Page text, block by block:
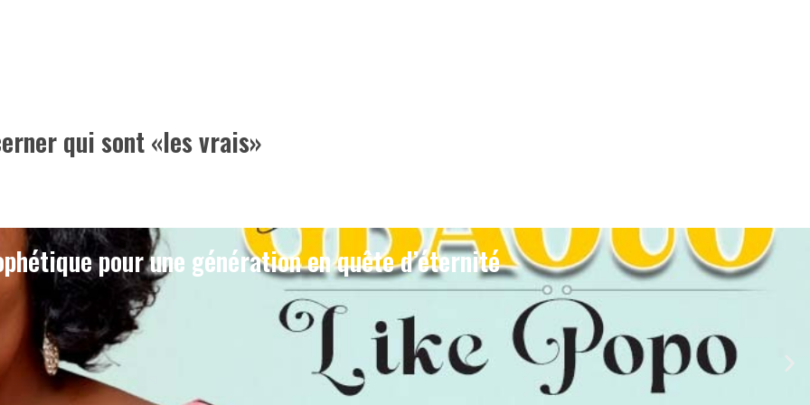
qui sont «les vrais»
pour une génération en quête d’éternité